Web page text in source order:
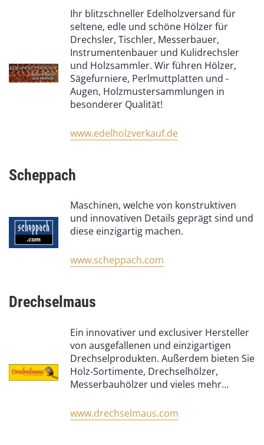
Ihr blitzschneller Edelholzversand für
seltene, edle und schöne Hölzer für
Drechsler, Tischler, Messerbauer,
Instrumentenbauer und Kulidrechsler
und Holzsammler. Wir führen Hölzer,
Sägefurniere, Perlmuttplatten und -
Augen, Holzmustersammlungen in
besonderer Qualität!
www.edelholzverkauf.de
Scheppach
Maschinen, welche von konstruktiven
und innovativen Details geprägt sind und
diese einzigartig machen.
www.scheppach.com
Drechselmaus
Ein innovativer und exclusiver Hersteller
von ausgefallenen und einzigartigen
Drechselprodukten. Außerdem bieten Sie
Holz-Sortimente, Drechselhölzer,
Messerbauhölzer und vieles mehr…
www.drechselmaus.com